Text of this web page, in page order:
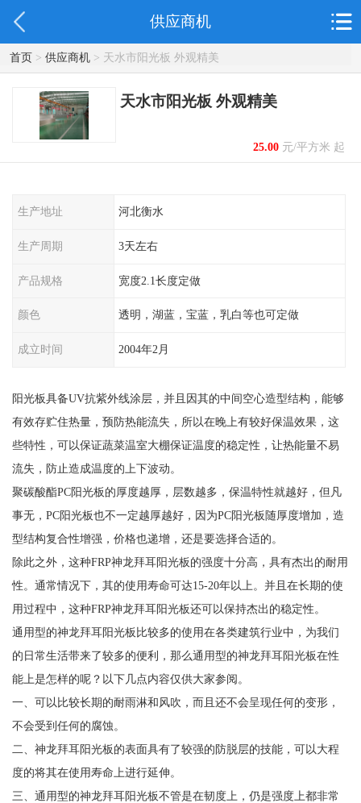
供应商机
首页> 供应商机> 天水市阳光板 外观精美
天水市阳光板 外观精美
25.00元/平方米 起
生产地址 河北衡水
生产周期 3天左右
产品规格 宽度2.1长度定做
颜色 透明，湖蓝，宝蓝，乳白等也可定做
成立时间 2004年2月
阳光板具备UV抗紫外线涂层，并且因其的中间空心造型结构，能够
有效存贮住热量，预防热能流失，所以在晚上有较好保温效果，这
些特性，可以保证蔬菜温室大棚保证温度的稳定性，让热能量不易
流失，防止造成温度的上下波动。
聚碳酸酯PC阳光板的厚度越厚，层数越多，保温特性就越好，但凡
事无，PC阳光板也不一定越厚越好，因为PC阳光板随厚度增加，造
型结构复合性增强，价格也递增，还是要选择合适的。
除此之外，这种FRP神龙拜耳阳光板的强度十分高，具有杰出的耐用
性。通常情况下，其的使用寿命可达15-20年以上。并且在长期的使
用过程中，这种FRP神龙拜耳阳光板还可以保持杰出的稳定性。
通用型的神龙拜耳阳光板比较多的使用在各类建筑行业中，为我们
的日常生活带来了较多的便利，那么通用型的神龙拜耳阳光板在性
能上是怎样的呢？以下几点内容仅供大家参阅。
一、可以比较长期的耐雨淋和风吹，而且还不会呈现任何的变形，
不会受到任何的腐蚀。
二、神龙拜耳阳光板的表面具有了较强的防脱层的技能，可以大程
度的将其在使用寿命上进行延伸。
三、通用型的神龙拜耳阳光板不管是在韧度上，仍是强度上都非常